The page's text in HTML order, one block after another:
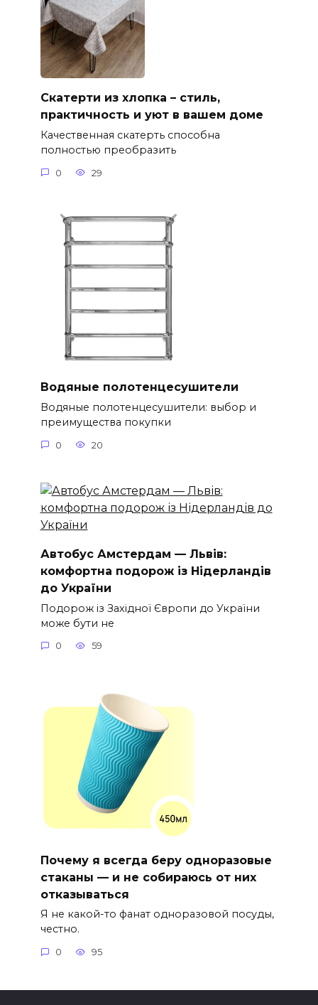
Скатерти из хлопка – стиль,
практичность и уют в вашем доме
Качественная скатерть способна
полностью преобразить
0 29
Водяные полотенцесушители
Водяные полотенцесушители: выбор и
преимущества покупки
0 20
Автобус Амстердам — Львів:
комфортна подорож із Нідерландів
до України
Подорож із Західної Європи до України
може бути не
0 59
Почему я всегда беру одноразовые
стаканы — и не собираюсь от них
отказываться
Я не какой-то фанат одноразовой посуды,
честно.
0 95